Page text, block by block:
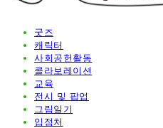
굿즈
캐릭터
사회공헌활동
콜라보레이션
교육
전시 및 팝업
그림일기
입점처